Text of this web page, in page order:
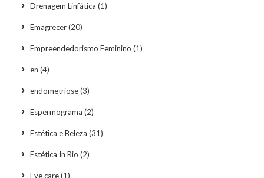
Drenagem Linfática (1)
Emagrecer(20)
Empreendedorismo Feminino (1)
en (4)
endometriose(3)
Espermograma (2)
Estética e Beleza (31)
Estética In Rio (2)
Eye care(1)